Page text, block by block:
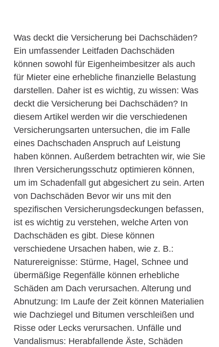
Was deckt die Versicherung bei Dachschäden?
Ein umfassender Leitfaden Dachschäden
können sowohl für Eigenheimbesitzer als auch
für Mieter eine erhebliche finanzielle Belastung
darstellen. Daher ist es wichtig, zu wissen: Was
deckt die Versicherung bei Dachschäden? In
diesem Artikel werden wir die verschiedenen
Versicherungsarten untersuchen, die im Falle
eines Dachschaden Anspruch auf Leistung
haben können. Außerdem betrachten wir, wie Sie
Ihren Versicherungsschutz optimieren können,
um im Schadenfall gut abgesichert zu sein. Arten
von Dachschäden Bevor wir uns mit den
spezifischen Versicherungsdeckungen befassen,
ist es wichtig zu verstehen, welche Arten von
Dachschäden es gibt. Diese können
verschiedene Ursachen haben, wie z. B.:
Naturereignisse: Stürme, Hagel, Schnee und
übermäßige Regenfälle können erhebliche
Schäden am Dach verursachen. Alterung und
Abnutzung: Im Laufe der Zeit können Materialien
wie Dachziegel und Bitumen verschleißen und
Risse oder Lecks verursachen. Unfälle und
Vandalismus: Herabfallende Äste, Schäden